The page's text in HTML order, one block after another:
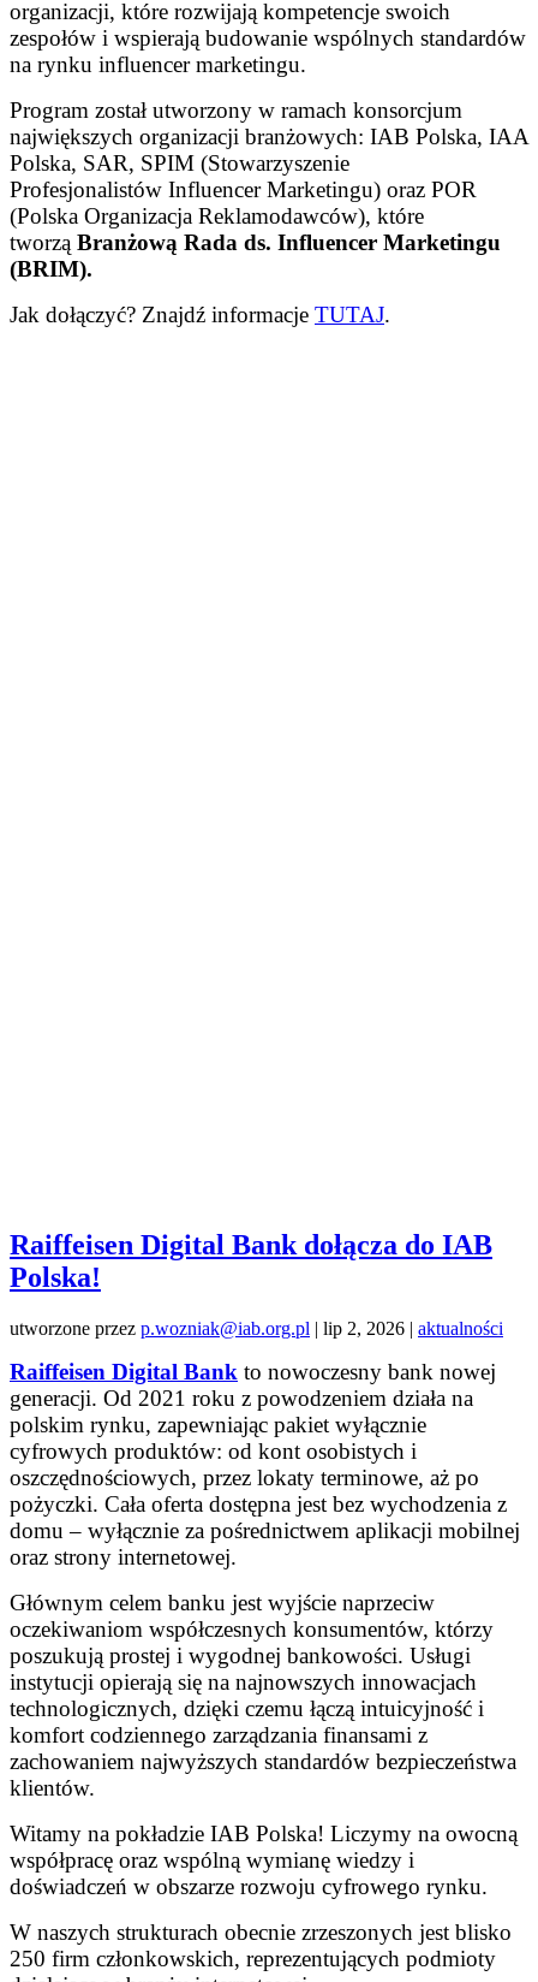
organizacji, które rozwijają kompetencje swoich
zespołów i wspierają budowanie wspólnych standardów
na rynku influencer marketingu.
Program został utworzony w ramach konsorcjum
największych organizacji branżowych: IAB Polska, IAA
Polska, SAR, SPIM (Stowarzyszenie
Profesjonalistów InfluencerMarketingu) oraz POR
(Polska Organizacja Reklamodawców), które
tworzą Branżową Rada ds. Influencer Marketingu
(BRIM).
Jak dołączyć? Znajdź informacje TUTAJ.
Raiffeisen Digital Bank dołącza do IAB
Polska!
utworzone przez p.wozniak@iab.org.pl | lip 2, 2026 | aktualności
Raiffeisen Digital Bank to nowoczesny bank nowej
generacji. Od 2021 roku z powodzeniem działa na
polskim rynku, zapewniając pakiet wyłącznie
cyfrowych produktów: od kont osobistych i
oszczędnościowych, przez lokaty terminowe, aż po
pożyczki. Cała oferta dostępna jest bez wychodzenia z
domu – wyłącznie za pośrednictwem aplikacji mobilnej
oraz strony internetowej.
Głównym celem banku jest wyjście naprzeciw
oczekiwaniom współczesnych konsumentów, którzy
poszukują prostej i wygodnej bankowości. Usługi
instytucji opierają się na najnowszych innowacjach
technologicznych, dzięki czemu łączą intuicyjność i
komfort codziennego zarządzania finansami z
zachowaniem najwyższych standardów bezpieczeństwa
klientów.
Witamy na pokładzie IAB Polska! Liczymy na owocną
współpracę oraz wspólną wymianę wiedzy i
doświadczeń w obszarze rozwoju cyfrowego rynku.
W naszych strukturach obecnie zrzeszonych jest blisko
250 firm członkowskich, reprezentujących podmioty